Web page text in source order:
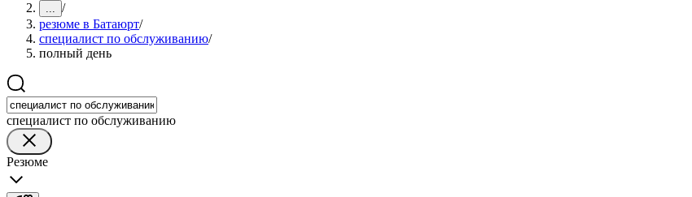
... /
резюме в Батаюрт/
специалист по обслуживанию/
полный день
специалист по обслуживанию
Резюме